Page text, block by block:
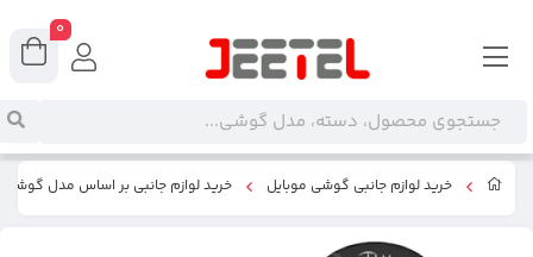
خرید لوازم جانبی گوشی موبایل خرید لوازم جانبی بر اساس مدل گوشی
0